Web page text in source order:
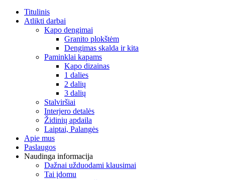
Titulinis
Atlikti darbai
Kapo dengimai
Granito plokštėm
Dengimas skalda ir kita
Paminklai kapams
Kapo dizainas
1 dalies
2 dalių
3 dalių
Stalviršiai
Interjero detalės
Židinių apdaila
Laiptai, Palangės
Apie mus
Paslaugos
Naudinga informacija
Dažnai užduodami klausimai
Tai įdomu